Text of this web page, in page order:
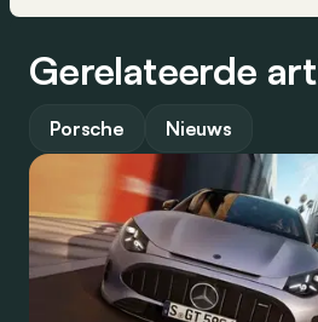
Gerelateerde
Porsche Nieuws